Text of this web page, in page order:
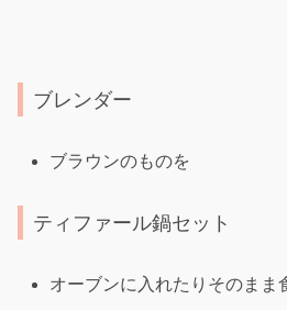
ブレンダー
ブラウンのものを
ティファール鍋セット
オーブンに入れたりそのまま